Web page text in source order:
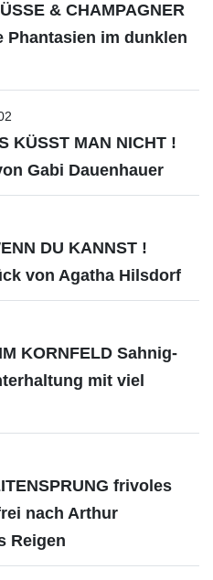
& CHAMPAGNER
Phantasien im dunklen
KÜSST MAN NICHT !
Gabi Dauenhauer
DU KANNST !
von Agatha Hilsdorf
KORNFELD Sahnig-
mit viel
frivoles
nach Arthur
Reigen